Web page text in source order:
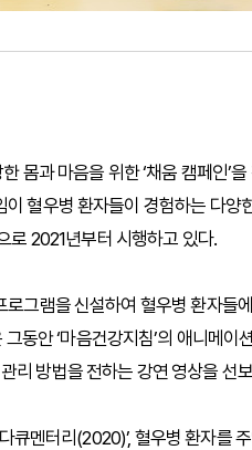
과 마음을 위한 ‘채움 캠페인’
혈우병 환자들이 경험하는 다양
로 2021년부터 시행하고 있다.
그램을 신설하여 혈우병 환자들
동안 ‘마음건강지침’의 애니메이
리 방법을 전하는 강연 영상을 선
큐멘터리(2020)’, 혈우병 환자를